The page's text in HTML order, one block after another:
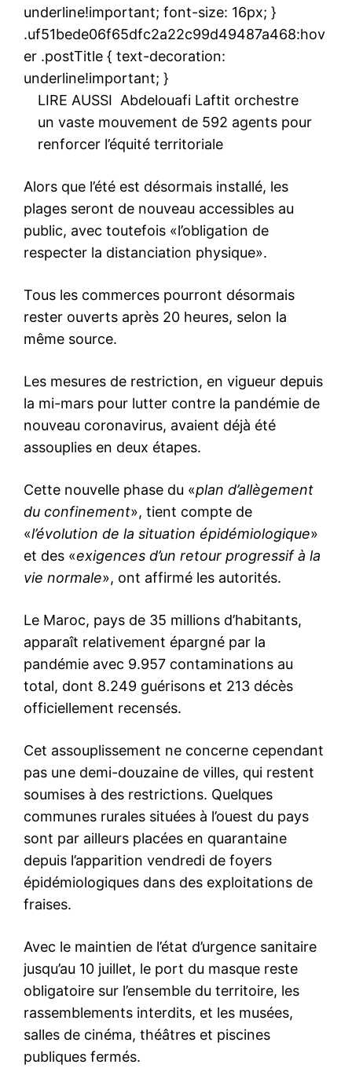
underline!important; font-size: 16px; }
.uf51bede06f65dfc2a22c99d49487a468:hov
er .postTitle { text-decoration:
underline!important; }
LIRE AUSSI Abdelouafi Laftit orchestre
un vaste mouvement de 592 agents pour
renforcer l’équité territoriale
Alors que l’été est désormais installé, les
plages seront de nouveau accessibles au
public, avec toutefois «l’obligation de
respecter la distanciation physique».
Tous les commerces pourront désormais
rester ouverts après 20 heures, selon la
même source.
Les mesures de restriction, en vigueur depuis
la mi-mars pour lutter contre la pandémie de
nouveau coronavirus, avaient déjà été
assouplies en deux étapes.
Cette nouvelle phase du «plan d’allègement
du confinement», tient compte de
«l’évolution de la situation épidémiologique»
et des «exigences d’un retour progressif à la
vie normale», ont affirmé les autorités.
Le Maroc, pays de 35 millions d’habitants,
apparaît relativement épargné par la
pandémie avec 9.957 contaminations au
total, dont 8.249 guérisons et 213 décès
officiellement recensés.
Cet assouplissement ne concerne cependant
pas une demi-douzaine de villes, qui restent
soumises à des restrictions. Quelques
communes rurales situées à l’ouest du pays
sont par ailleurs placées en quarantaine
depuis l’apparition vendredi de foyers
épidémiologiques dans des exploitations de
fraises.
Avec le maintien de l’état d’urgence sanitaire
jusqu’au 10 juillet, le port du masque reste
obligatoire sur l’ensemble du territoire, les
rassemblements interdits, et les musées,
salles de cinéma, théâtres et piscines
publiques fermés.